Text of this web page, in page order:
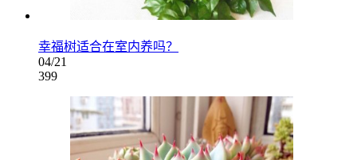
幸福树适合在室内养吗？
04/21
399